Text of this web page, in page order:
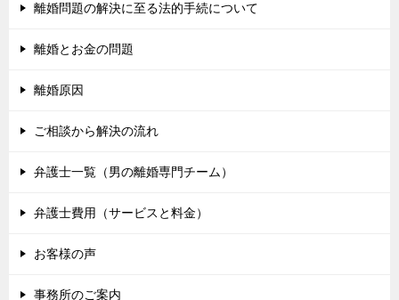
離婚問題の解決に至る法的手続について
離婚とお金の問題
離婚原因
ご相談から解決の流れ
弁護士一覧（男の離婚専門チーム）
弁護士費用（サービスと料金）
お客様の声
事務所のご案内